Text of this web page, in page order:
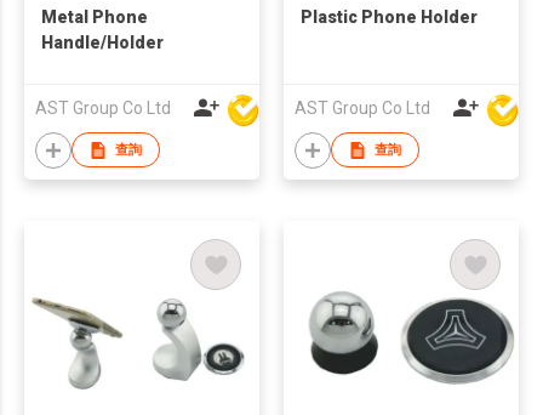
Metal Phone
Handle/Holder
AST Group Co Ltd
查詢
Plastic Phone Holder
AST Group Co Ltd
查詢